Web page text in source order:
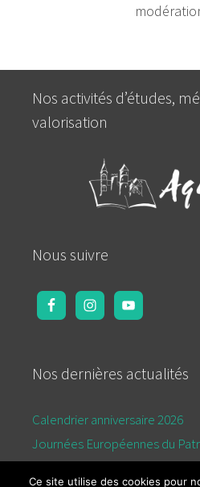
Nos activités d’études,
valorisation
Nous suivre
Nos dernières actualités
Calendrier anniversaire 2026
Journées Européennes du
Ce site utilise des cookies pour